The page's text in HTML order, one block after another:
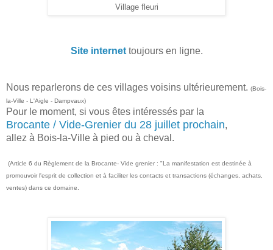
Village fleuri
Site internettoujours en ligne.
Nous reparlerons de ces villages voisins ultérieurement. (Bois-
la-Ville - L'Aigle - Dampvaux)
Pour le moment, si vous êtes intéressés par la
Brocante / Vide-Grenier du 28 juillet prochain,
allez à Bois-la-Ville à pied ou à cheval.
(Article 6 du Règlement de la Brocante- Vide grenier : "La manifestation est destinée à
promouvoir l'esprit de collection et à faciliter les contacts et transactions (échanges, achats,
ventes) dans ce domaine.